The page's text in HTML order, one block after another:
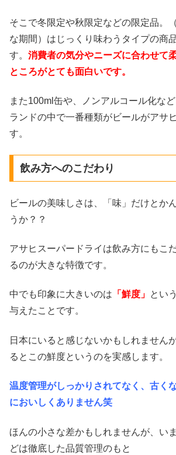
そこで冬限定や秋限定などの限定品。
な期間）はじっくり味わうタイプの商
す。 消費者の気分やニーズに合わせて
ところがとても面白いです。
また100ml缶や、ノンアルコール化な
ランドの中で一番種類がビールがアサ
す。
飲み方へのこだわり
ビールの美味しさは、「味」だけとか
うか？？
アサヒスーパードライは飲み方にもこ
るのが大きな特徴です。
中でも印象に大きいのは 「鮮度」 とい
与えたことです。
日本にいると感じないかもしれません
るとこの鮮度というのを実感します。
温度管理がしっかりされてなく、古く
においしくありません笑
ほんの小さな差かもしれませんが、い
どは徹底した品質管理のもと